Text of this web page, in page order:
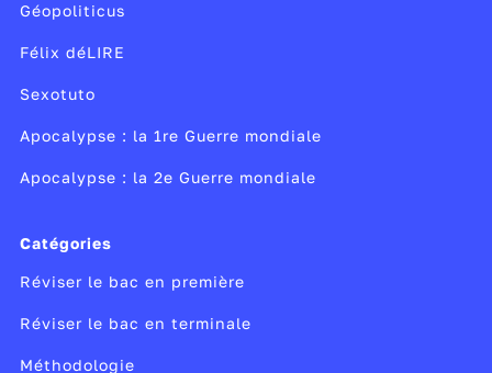
Géopoliticus
Félix déLIRE
Sexotuto
Apocalypse : la 1re Guerre mondiale
Apocalypse : la 2e Guerre mondiale
Catégories
Réviser le bac en première
Réviser le bac en terminale
Méthodologie